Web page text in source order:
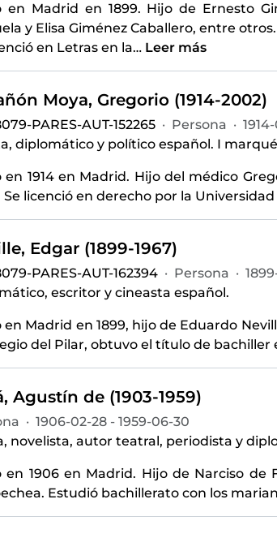
en Madrid en 1899. Hijo de Ernesto
y Elisa Giménez Caballero, entre otros.
en Letras en la… Leer más
Moya, Gregorio (1914-2002)
PARES-AUT-152265 · Persona ·
diplomático y político español. I
en 1914 en Madrid. Hijo del médico
Se licenció en derecho por la
Edgar (1899-1967)
PARES-AUT-162394 · Persona ·
escritor y cineasta español.
en Madrid en 1899, hijo de Eduardo
del Pilar, obtuvo el título de bachiller
Agustín de (1903-1959)
· 1906-02-28 - 1959-06-30
novelista, autor teatral, periodista y
en 1906 en Madrid. Hijo de Narciso de
Estudió bachillerato con los